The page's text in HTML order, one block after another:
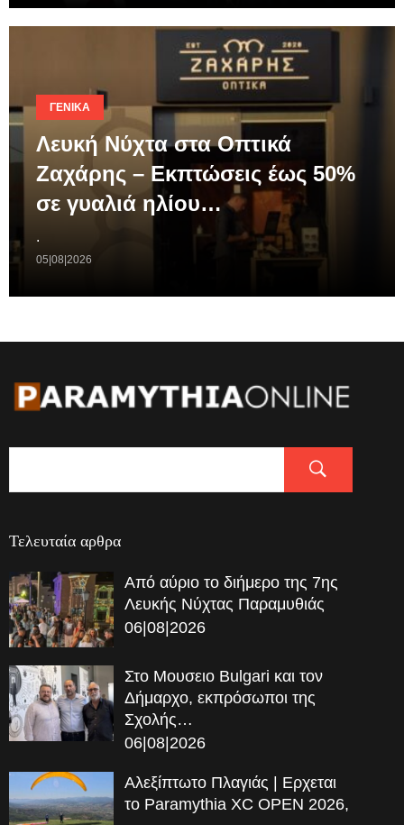
ΓΕΝΙΚΆ
Λευκή Νύχτα στα Οπτικά
Ζαχάρης – Εκπτώσεις έως 50%
σε γυαλιά ηλίου…
.
05|08|2026
Τελευταία αρθρα
Από αύριο το διήμερο της 7ης
Λευκής Νύχτας Παραμυθιάς
06|08|2026
Στο Μουσειο Bulgari και τον
Δήμαρχο, εκπρόσωποι της
Σχολής…
06|08|2026
Αλεξίπτωτο Πλαγιάς | Ερχεται
το Paramythia XC OPEN 2026,